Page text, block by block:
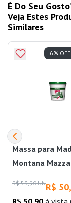
É Do Seu
Veja Estes
Similares
Massa para
Montana
R$ 53,90 UNR$
6% OFF